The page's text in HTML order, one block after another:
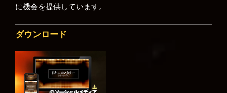
に機会を提供しています。
ダウンロード